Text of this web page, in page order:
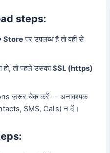
steps:
Store पर उपलब्ध है तो वहीं से
हो, तो पहले उसकाSSL (https)
ज़रूर चेक करें — अनावश्यक
SMS, Calls) न दें।